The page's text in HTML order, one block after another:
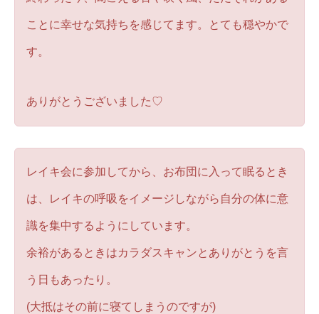
ことに幸せな気持ちを感じてます。とても穏やかで
す。
ありがとうございました♡
レイキ会に参加してから、お布団に入って眠るとき
は、レイキの呼吸をイメージしながら自分の体に意
識を集中するようにしています。
余裕があるときはカラダスキャンとありがとうを言
う日もあったり。
(大抵はその前に寝てしまうのですが)